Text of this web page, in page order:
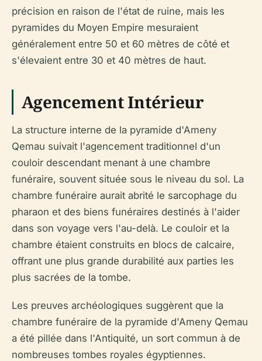
précision en raison de l'état de ruine, mais les
pyramides du Moyen Empire mesuraient
généralement entre 50 et 60 mètres de côté et
s'élevaient entre 30 et 40 mètres de haut.
Agencement Intérieur
La structure interne de la pyramide d'Ameny
Qemau suivait l'agencement traditionnel d'un
couloir descendant menant à une chambre
funéraire, souvent située sous le niveau du sol. La
chambre funéraire aurait abrité le sarcophage du
pharaon et des biens funéraires destinés à l'aider
dans son voyage vers l'au-delà. Le couloir et la
chambre étaient construits en blocs de calcaire,
offrant une plus grande durabilité aux parties les
plus sacrées de la tombe.
Les preuves archéologiques suggèrent que la
chambre funéraire de la pyramide d'Ameny Qemau
a été pillée dans l'Antiquité, un sort commun à de
nombreuses tombes royales égyptiennes.